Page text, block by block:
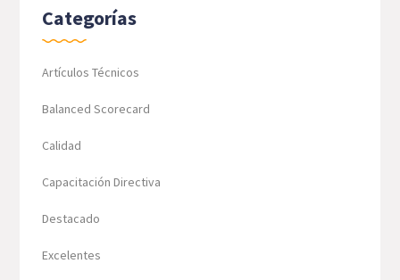
Categorías
Artículos Técnicos
Balanced Scorecard
Calidad
Capacitación Directiva
Destacado
Excelentes